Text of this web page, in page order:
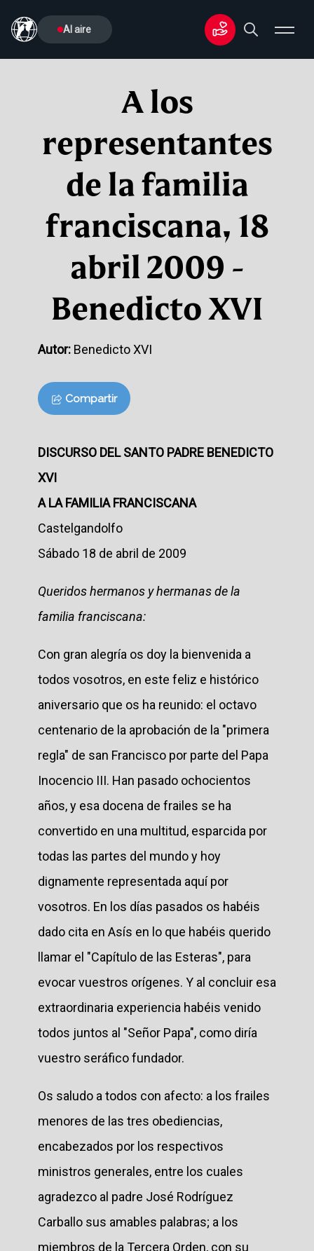
Al aire
A los
representantes
de la familia
franciscana, 18
abril 2009 -
Benedicto XVI
Autor: Benedicto XVI
Compartir
DISCURSO DEL SANTO PADRE BENEDICTO
XVI
A LA FAMILIA FRANCISCANA
Castelgandolfo
Sábado 18 de abril de 2009
Queridos hermanos y hermanas de la
familia franciscana:
Con gran alegría os doy la bienvenida a
todos vosotros, en este feliz e histórico
aniversario que os ha reunido: el octavo
centenario de la aprobación de la "primera
regla" de san Francisco por parte del Papa
Inocencio III. Han pasado ochocientos
años, y esa docena de frailes se ha
convertido en una multitud, esparcida por
todas las partes del mundo y hoy
dignamente representada aquí por
vosotros. En los días pasados os habéis
dado cita en Asís en lo que habéis querido
llamar el "Capítulo de las Esteras", para
evocar vuestros orígenes. Y al concluir esa
extraordinaria experiencia habéis venido
todos juntos al "Señor Papa", como diría
vuestro seráfico fundador.
Os saludo a todos con afecto: a los frailes
menores de las tres obediencias,
encabezados por los respectivos
ministros generales, entre los cuales
agradezco al padre José Rodríguez
Carballo sus amables palabras; a los
miembros de la Tercera Orden, con su